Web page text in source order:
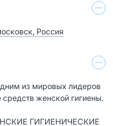
Россия
из мировых лидеров
женской гигиены.
ГИГИЕНИЧЕСКИЕ